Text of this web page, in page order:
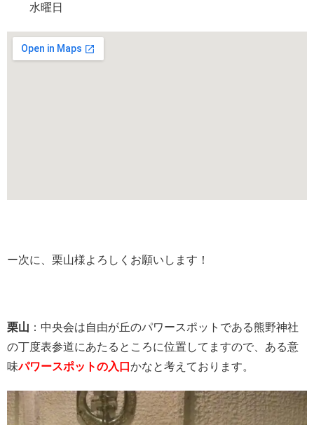
水曜日
ー次に、栗山様よろしくお願いします！
栗山 ：中央会は自由が丘のパワースポットである熊野神社
の丁度表参道にあたるところに位置してますので、ある意
味パワースポットの入口 かなと考えております。